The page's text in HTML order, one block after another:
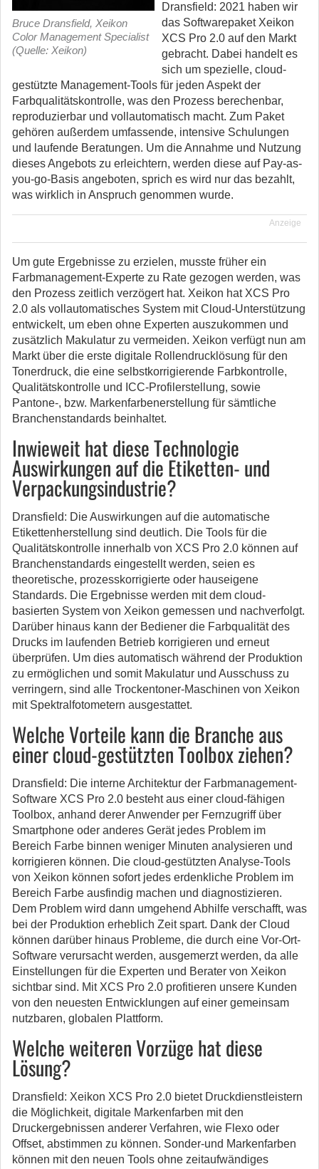
Bruce Dransfield, Xeikon
Color Management Specialist
(Quelle: Xeikon)
Dransfield: 2021 haben wir
das Softwarepaket Xeikon
XCS Pro 2.0 auf den Markt
gebracht. Dabei handelt es
sich um spezielle, cloud-
gestützte Management-Tools für jeden Aspekt der
Farbqualitätskontrolle, was den Prozess berechenbar,
reproduzierbar und vollautomatisch macht. Zum Paket
gehören außerdem umfassende, intensive Schulungen
und laufende Beratungen. Um die Annahme und Nutzung
dieses Angebots zu erleichtern, werden diese auf Pay-as-
you-go-Basis angeboten, sprich es wird nur das bezahlt,
was wirklich in Anspruch genommen wurde.
Anzeige
Um gute Ergebnisse zu erzielen, musste früher ein
Farbmanagement-Experte zu Rate gezogen werden, was
den Prozess zeitlich verzögert hat. Xeikon hat XCS Pro
2.0 als vollautomatisches System mit Cloud-Unterstützung
entwickelt, um eben ohne Experten auszukommen und
zusätzlich Makulatur zu vermeiden. Xeikon verfügt nun am
Markt über die erste digitale Rollendrucklösung für den
Tonerdruck, die eine selbstkorrigierende Farbkontrolle,
Qualitätskontrolle und ICC-Profilerstellung, sowie
Pantone-, bzw. Markenfarbenerstellung für sämtliche
Branchenstandards beinhaltet.
Inwieweit hat diese Technologie
Auswirkungen auf die Etiketten- und
Verpackungsindustrie?
Dransfield: Die Auswirkungen auf die automatische
Etikettenherstellung sind deutlich. Die Tools für die
Qualitätskontrolle innerhalb von XCS Pro 2.0 können auf
Branchenstandards eingestellt werden, seien es
theoretische, prozesskorrigierte oder hauseigene
Standards. Die Ergebnisse werden mit dem cloud-
basierten System von Xeikon gemessen und nachverfolgt.
Darüber hinaus kann der Bediener die Farbqualität des
Drucks im laufenden Betrieb korrigieren und erneut
überprüfen. Um dies automatisch während der Produktion
zu ermöglichen und somit Makulatur und Ausschuss zu
verringern, sind alle Trockentoner-Maschinen von Xeikon
mit Spektralfotometern ausgestattet.
Welche Vorteile kann die Branche aus
einer cloud-gestützten Toolbox ziehen?
Dransfield: Die interne Architektur der Farbmanagement-
Software XCS Pro 2.0 besteht aus einer cloud-fähigen
Toolbox, anhand derer Anwender per Fernzugriff über
Smartphone oder anderes Gerät jedes Problem im
Bereich Farbe binnen weniger Minuten analysieren und
korrigieren können. Die cloud-gestützten Analyse-Tools
von Xeikon können sofort jedes erdenkliche Problem im
Bereich Farbe ausfindig machen und diagnostizieren.
Dem Problem wird dann umgehend Abhilfe verschafft, was
bei der Produktion erheblich Zeit spart. Dank der Cloud
können darüber hinaus Probleme, die durch eine Vor-Ort-
Software verursacht werden, ausgemerzt werden, da alle
Einstellungen für die Experten und Berater von Xeikon
sichtbar sind. Mit XCS Pro 2.0 profitieren unsere Kunden
von den neuesten Entwicklungen auf einer gemeinsam
nutzbaren, globalen Plattform.
Welche weiteren Vorzüge hat diese
Lösung?
Dransfield: Xeikon XCS Pro 2.0 bietet Druckdienstleistern
die Möglichkeit, digitale Markenfarben mit den
Druckergebnissen anderer Verfahren, wie Flexo oder
Offset, abstimmen zu können. Sonder-und Markenfarben
können mit den neuen Tools ohne zeitaufwändiges